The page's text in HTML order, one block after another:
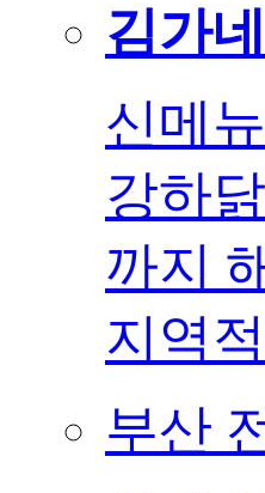
김가네
신메
강하
까지
지역
부산